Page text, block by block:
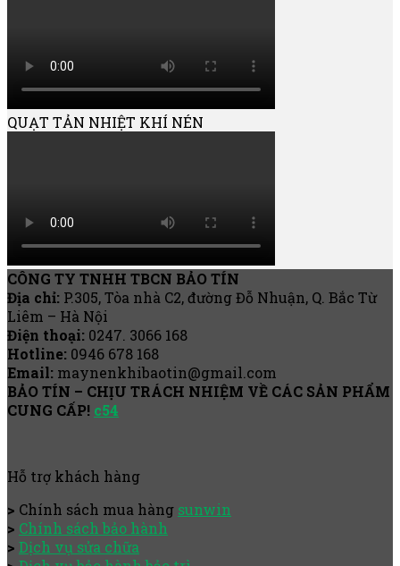
QUẠT TẢN NHIỆT KHÍ NÉN
CÔNG TY TNHH TBCN BẢO TÍN
Địa chỉ: P.305, Tòa nhà C2, đường Đỗ Nhuận, Q. Bắc Từ
Liêm – Hà Nội
Điện thoại: 0247. 3066 168
Hotline: 0946 678 168
Email: maynenkhibaotin@gmail.com
BẢO TÍN – CHỊU TRÁCH NHIỆM VỀ CÁC SẢN PHẨM
CUNG CẤP! c54
Hỗ trợ khách hàng
> Chính sách mua hàng sunwin
> Chính sách bảo hành
> Dịch vụ sửa chữa